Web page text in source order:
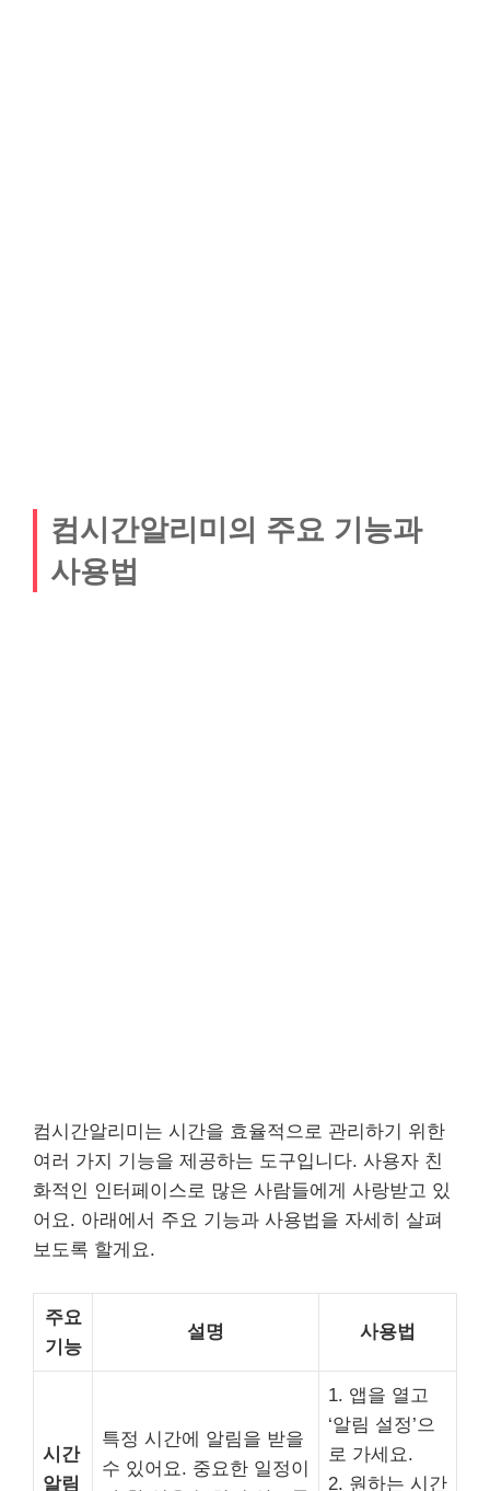
컴시간알리미의 주요 기능과
사용법
컴시간알리미는 시간을 효율적으로 관리하기 위한
여러 가지 기능을 제공하는 도구입니다. 사용자 친
화적인 인터페이스로 많은 사람들에게 사랑받고 있
어요. 아래에서 주요 기능과 사용법을 자세히 살펴
보도록 할게요.
주요
기능
설명 사용법
시간
알림
특정 시간에 알림을 받을
수 있어요. 중요한 일정이
1. 앱을 열고
‘알림 설정’으
로 가세요.
2. 원하는 시간